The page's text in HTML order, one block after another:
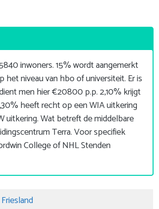
inwoners. 15% wordt aangemerkt
niveau van hbo of universiteit. Er is
men hier €20800 p.p. 2,10% krijgt
heeft recht op een WIA uitkering
Wat betreft de middelbare
Terra. Voor specifiek
College of NHL Stenden
Friesland